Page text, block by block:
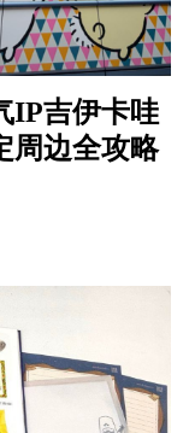
IP吉伊卡哇
周边全攻略